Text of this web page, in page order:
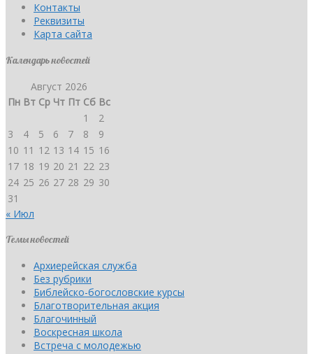
Контакты
Реквизиты
Карта сайта
Календарь новостей
Август 2026
Пн Вт Ср Чт Пт Сб Вс
1
2
3
4 5 6 7 8
9
10 11 12 13 14 15 16
17 18 19 20 21 22 23
24 25 26 27 28 29 30
31
« Июл
Темы новостей
Архиерейская служба
Без рубрики
Библейско-богословские курсы
Благотворительная акция
Благочинный
Воскресная школа
Встреча с молодежью